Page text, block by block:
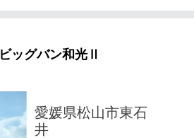
ビッグバン和光Ⅱ
愛媛県松山市東石
井